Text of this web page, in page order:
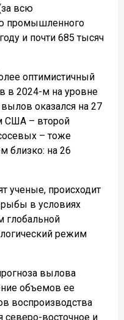
всю
промышленного
и почти 685 тысяч
оптимистичный
в 2024-м на уровне
оказался на 27
США – второй
– тоже
близко: на 26
ученые, происходит
в условиях
глобальной
режим
вылова
объемов ее
воспроизводства
северо-восточное и